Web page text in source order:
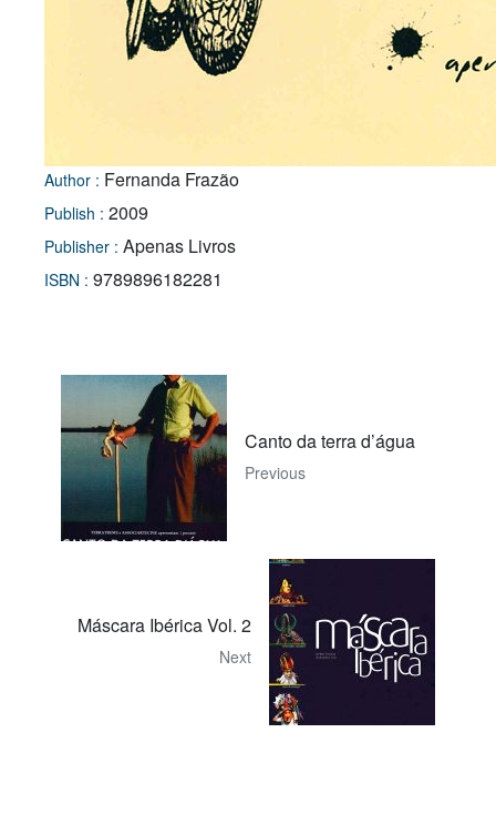
Author : Fernanda Frazão
Publish : 2009
Publisher : Apenas Livros
ISBN : 9789896182281
Canto da terra d’água
Previous
Máscara Ibérica Vol. 2
Next